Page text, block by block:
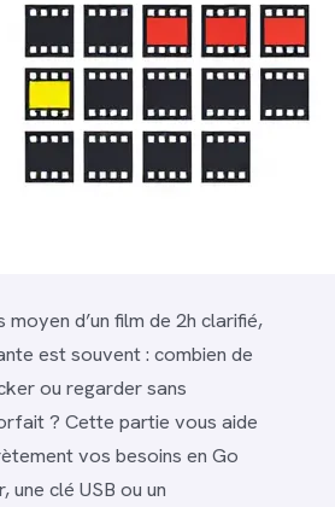
d’un film de 2h clarifié,
est souvent : combien de
ou regarder sans
? Cette partie vous aide
vos besoins en Go
une clé USB ou un